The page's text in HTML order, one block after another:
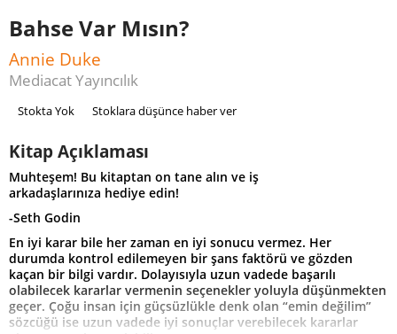
Bahse Var Mısın?
Annie Duke
Mediacat Yayıncılık
Stokta Yok Stoklara düşünce haber ver
Kitap Açıklaması
Muhteşem! Bu kitaptan on tane alın ve iş
arkadaşlarınıza hediye edin!
-Seth Godin
En iyi karar bile her zaman en iyi sonucu vermez. Her
durumda kontrol edilemeyen bir şans faktörü ve gözden
kaçan bir bilgi vardır. Dolayısıyla uzun vadede başarılı
olabilecek kararlar vermenin seçenekler yoluyla düşünmekten
geçer. Çoğu insan için güçsüzlükle denk olan “emin değilim”
sözcüğü ise uzun vadede iyi sonuçlar verebilecek kararlar